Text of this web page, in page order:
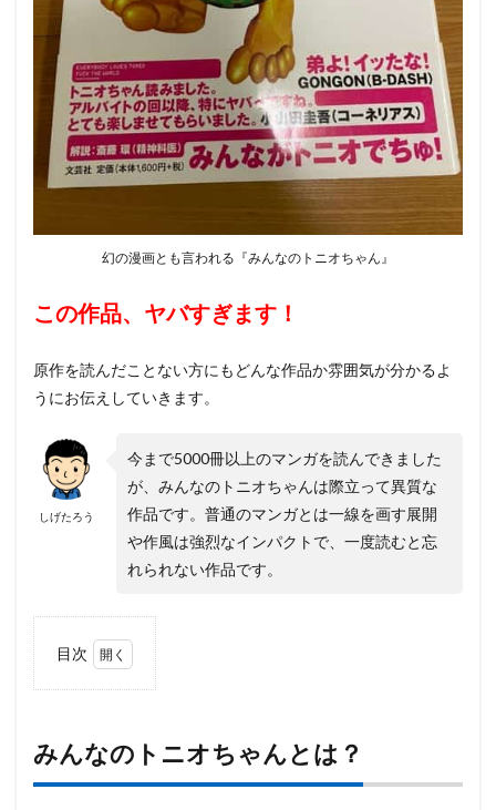
幻の漫画とも言われる『みんなのトニオちゃん』
この作品、ヤバすぎます！
原作を読んだことない方にもどんな作品か雰囲気が分かるよ
うにお伝えしていきます。
しげたろう
今まで5000冊以上のマンガを読んできました
が、みんなのトニオちゃんは際立って異質な
作品です。普通のマンガとは一線を画す展開
や作風は強烈なインパクトで、一度読むと忘
れられない作品です。
目次
トニ
オち
ゃん
みんなのトニオちゃんとは？